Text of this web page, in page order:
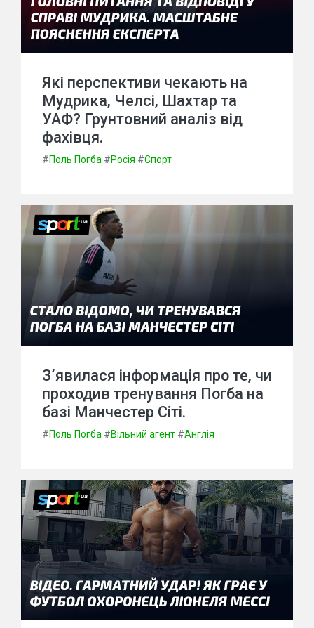
Які перспективи чекають на
Мудрика, Челсі, Шахтар та
УАФ? Грунтовний аналіз від
фахівця.
#Поль Погба #Росія #Спорт
З’явилася інформація про те, чи
проходив тренування Погба на
базі Манчестер Сіті.
#Поль Погба #Вільний агент #Англія